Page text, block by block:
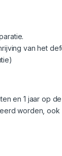
van het
en 1 jaar op
worden, ook